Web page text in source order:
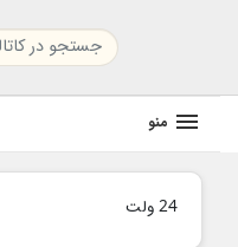
منو
24 ولت